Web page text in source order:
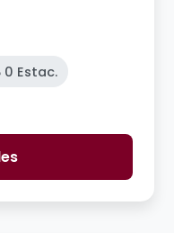
0 Estac.